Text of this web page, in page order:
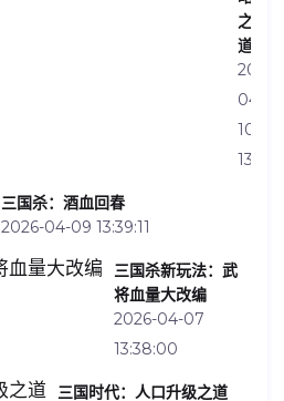
之
道
2026-
04-
10
三国杀：酒血回春
2026-04-09 13:39:11
三国杀新玩法：武
将血量大改编
2026-04-07
13:38:00
三国时代：人口升级之道